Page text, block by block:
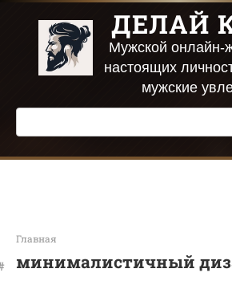
Перейти
контенту
ДЕЛАЙ
Мужской онлайн-
настоящих
мужские
Поиск:
Главная
минималистичный